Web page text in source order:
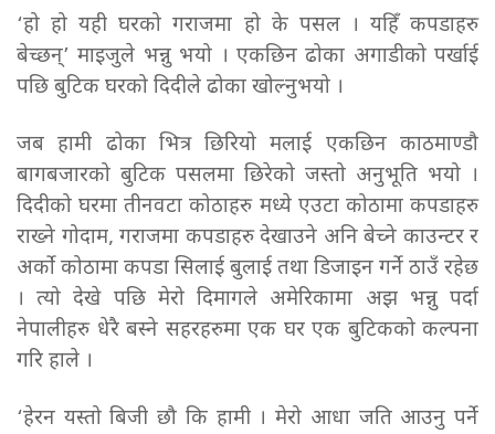
‘हो हो यही घरको गराजमा हो के पसल । यहिँ कपडाहरु
बेच्छन्’ माइजुले भन्नु भयो । एकछिन ढोका अगाडीको पर्खाई
पछि बुटिक घरको दिदीले ढोका खोल्नुभयो ।
जब हामी ढोका भित्र छिरियो मलाई एकछिन काठमाण्डौ
बागबजारको बुटिक पसलमा छिरेको जस्तो अनुभूति भयो ।
दिदीको घरमा तीनवटा कोठाहरु मध्ये एउटा कोठामा कपडाहरु
राख्ने गोदाम, गराजमा कपडाहरु देखाउने अनि बेच्ने काउन्टर र
अर्को कोठामा कपडा सिलाई बुलाई तथा डिजाइन गर्ने ठाउँ रहेछ
। त्यो देखे पछि मेरो दिमागले अमेरिकामा अझ भन्नु पर्दा
नेपालीहरु धेरै बस्ने सहरहरुमा एक घर एक बुटिकको कल्पना
गरि हाले ।
‘हेरन यस्तो बिजी छौ कि हामी । मेरो आधा जति आउनु पर्ने